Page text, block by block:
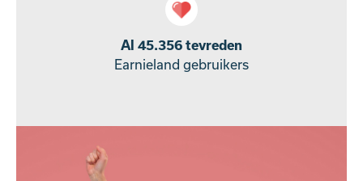
Al 45.356 tevreden
Earnieland gebruikers